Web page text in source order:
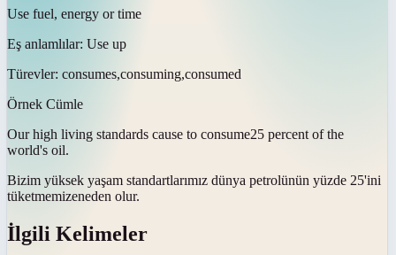
Use fuel, energy or time
Eş anlamlılar: Use up
Türevler: consumes,consuming,consumed
Örnek Cümle
Our high living standards cause to consume25 percent of the
world's oil.
Bizim yüksek yaşam standartlarımız dünya petrolünün yüzde 25'ini
tüketmemizeneden olur.
İlgili Kelimeler